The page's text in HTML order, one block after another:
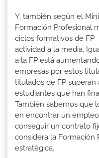
Y, también según el
Formación Profesional
ciclos formativos de FP
actividad a la media.
a la FP está
empresas por estos
titulados de FP superan
estudiantes que han
También sabemos que
en encontrar un
conseguir un contrato
considera la Formación
estratégica.